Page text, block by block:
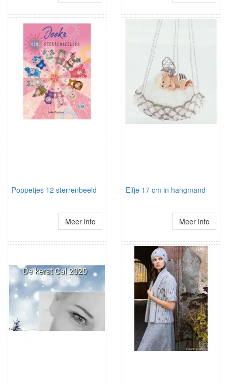
Poppetjes 12 sterrenbeeld
Meer info
Elfje 17 cm in hangmand
Meer info